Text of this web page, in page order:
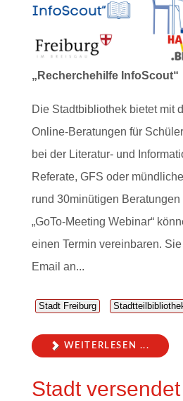
„Recherchehilfe InfoScout“
Die Stadtbibliothek bietet mit
Online-Beratungen für
bei der Literatur- und
Referate, GFS oder
rund 30minütigen
„GoTo-Meeting Webinar“
einen Termin vereinbaren.
Email an...
Stadt Freiburg
WEITERLESEN ...
Stadt